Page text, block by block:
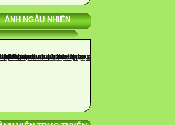
ẢNH NGẪU NHIÊN